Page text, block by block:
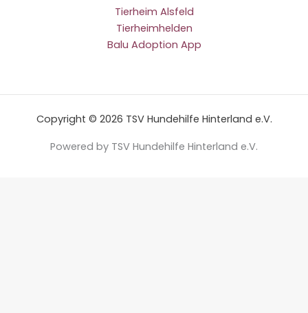
Tierheim Alsfeld
Tierheimhelden
Balu Adoption App
Copyright © 2026 TSV Hundehilfe Hinterland e.V.
Powered by TSV Hundehilfe Hinterland e.V.